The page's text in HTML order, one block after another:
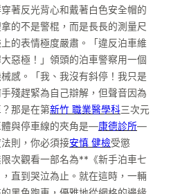
著反光背心和戴著白色安全帽的
的不是警棍，而是長長的測量尺
的表情極度嚴肅。「違反泊車維
惡極！」領頭的泊車警察用一個
感。「我、我沒有斜停！我只是
殘趕緊為自己辯解，但聲音因為
那是在第新竹 職業醫學科三次元
體與停車線的夾角是—康德診所—
則，你必須接安慎 健檢受懲
次觀看一部名為**《新手泊車七
直到哭泣為止。就在這時，一輛